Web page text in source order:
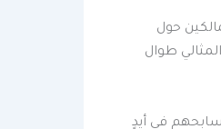
حول
طوال
في أيدٍ